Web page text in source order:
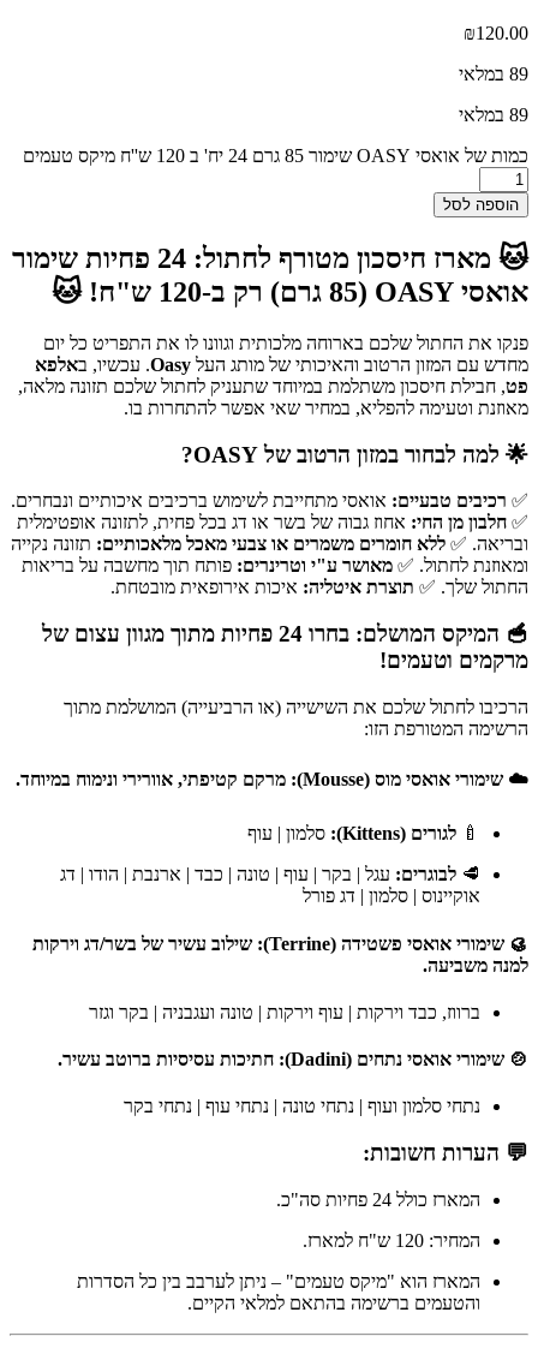
₪120.00
89 במלאי
89 במלאי
כמות של אואסי OASY שימור 85 גרם 24 יח' ב 120 ש''ח מיקס טעמים
הוספה לסל
🐱
מארז חיסכון מטורף לחתול: 24 פחיות שימור
אואסי OASY (85 גרם) רק ב-120 ש"ח!
🐱
פנקו את החתול שלכם בארוחה מלכותית וגוונו לו את התפריט כל יום
מחדש עם המזון הרטוב והאיכותי של מותג העל Oasy. עכשיו, באלפא
פט, חבילת חיסכון משתלמת במיוחד שתעניק לחתול שלכם תזונה מלאה,
מאוזנת וטעימה להפליא, במחיר שאי אפשר להתחרות בו.
🌟 למה לבחור במזון הרטוב של OASY?
✅ רכיבים טבעיים: אואסי מתחייבת לשימוש ברכיבים איכותיים ונבחרים.
✅ חלבון מן החי: אחוז גבוה של בשר או דג בכל פחית, לתזונה אופטימלית
ובריאה. ✅ ללא חומרים משמרים או צבעי מאכל מלאכותיים: תזונה נקייה
ומאוזנת לחתול. ✅ מאושר ע"י וטרינרים: פותח תוך מחשבה על בריאות
החתול שלך. ✅ תוצרת איטליה: איכות אירופאית מובטחת.
🥣
המיקס המושלם: בחרו 24 פחיות מתוך מגוון עצום של
מרקמים וטעמים!
הרכיבו לחתול שלכם את השישייה (או הרביעייה) המושלמת מתוך
הרשימה המטורפת הזו:
☁️ שימורי אואסי מוס (Mousse): מרקם קטיפתי, אוורירי ונימוח במיוחד.
🍼 לגורים (Kittens):
סלמון | עוף
🥩 לבוגרים: עגל | בקר | עוף | טונה | כבד | ארנבת | הודו | דג
אוקיינוס | סלמון | דג פורל
🥮 שימורי אואסי פשטידה (Terrine):
שילוב עשיר של בשר/דג וירקות
למנה משביעה.
ברווז, כבד וירקות | עוף וירקות | טונה ועגבניה | בקר וגזר
🍲 שימורי אואסי נתחים (Dadini): חתיכות עסיסיות ברוטב עשיר.
נתחי סלמון ועוף | נתחי טונה | נתחי עוף | נתחי בקר
💬 הערות חשובות:
המארז כולל 24 פחיות סה"כ.
המחיר: 120 ש"ח למארז.
המארז הוא "מיקס טעמים" – ניתן לערבב בין כל הסדרות
והטעמים ברשימה בהתאם למלאי הקיים.